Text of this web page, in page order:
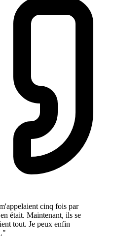
cinq fois par
était. Maintenant, ils se
tout. Je peux enfin